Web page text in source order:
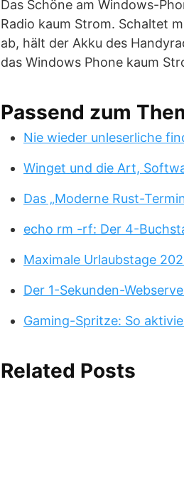
Das Schöne am Windows-
Radio kaum Strom. Schaltet
ab, hält der Akku des
das Windows Phone kaum
Passend zum
Nie wieder unleserliche
Winget und die Art,
Das „Moderne Rust-
echo rm -rf: Der 4-
Maximale Urlaubstage
Der 1-Sekunden-
Gaming-Spritze: So
Related Posts